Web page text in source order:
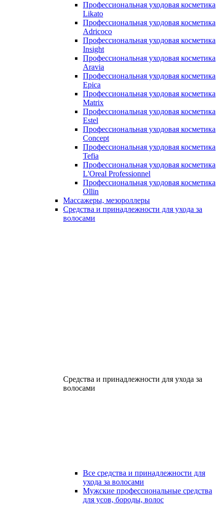
Профессиональная уходовая косметика
Likato
Профессиональная уходовая косметика
Adricoco
Профессиональная уходовая косметика
Insight
Профессиональная уходовая косметика
Aravia
Профессиональная уходовая косметика
Epica
Профессиональная уходовая косметика
Matrix
Профессиональная уходовая косметика
Estel
Профессиональная уходовая косметика
Concept
Профессиональная уходовая косметика
Tefia
Профессиональная уходовая косметика
L'Oreal Professionnel
Профессиональная уходовая косметика
Ollin
Массажеры, мезороллеры
Средства и принадлежности для ухода за
волосами
Средства и принадлежности для ухода за
волосами
Все средства и принадлежности для
ухода за волосами
Мужские профессиональные средства
для усов, бороды, волос